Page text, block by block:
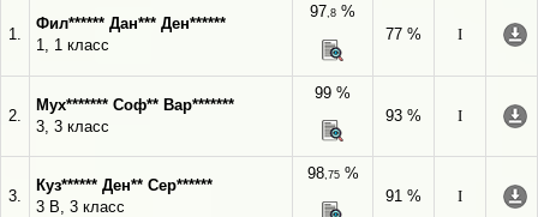
1.
Фил****** Дан*** Ден******
1, 1 класс
97,8 %
77 %
I
2.
Мух******* Соф** Вар*******
3, 3 класс
99 %
93 %
I
3.
Куз****** Ден** Сер******
3 В, 3 класс
98,75%
91 %
I